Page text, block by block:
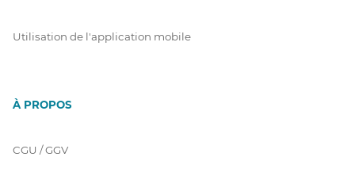
Utilisation de l'application mobile
À PROPOS
CGU / GGV